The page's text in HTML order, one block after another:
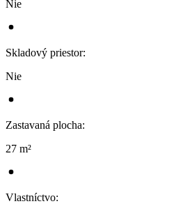
Nie
Skladový priestor:
Nie
Zastavaná plocha:
27 m²
Vlastníctvo: